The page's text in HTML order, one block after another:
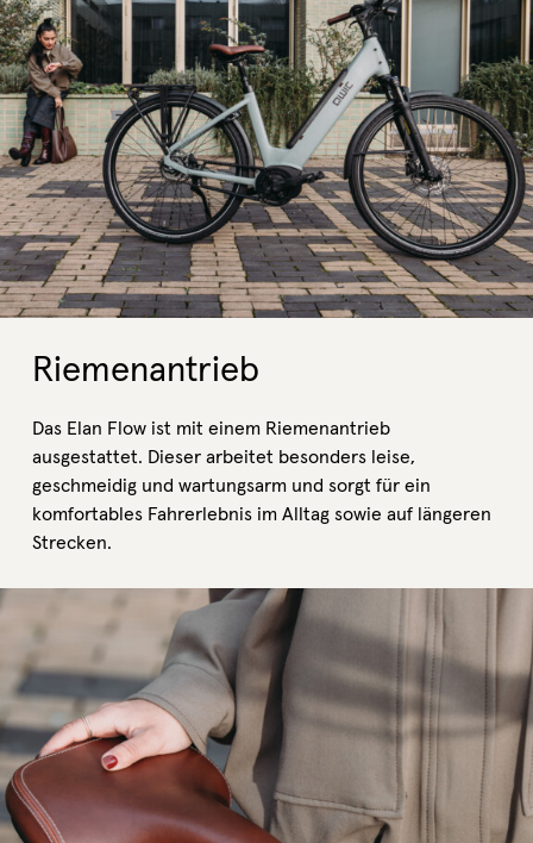
Riemenantrieb
Das Elan Flow ist mit einem Riemenantrieb
ausgestattet. Dieser arbeitet besonders leise,
geschmeidig und wartungsarm und sorgt für ein
komfortables Fahrerlebnis im Alltag sowie auf längeren
Strecken.